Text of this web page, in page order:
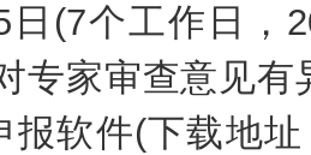
日(7个工作日，
专家审查意见
报软件(下载地